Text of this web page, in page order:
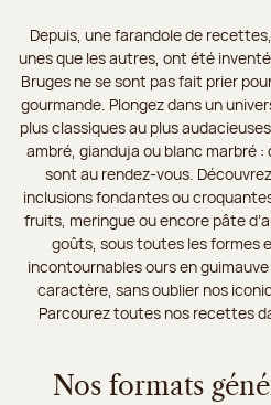
Depuis, une farandole de
unes que les autres, ont été
Bruges ne se sont pas fait prier
gourmande. Plongez dans un
plus classiques au plus
ambré, gianduja ou blanc marbré
sont au rendez-vous.
inclusions fondantes ou
fruits, meringue ou encore pâte
goûts, sous toutes les formes
incontournables ours en
caractère, sans oublier nos
Parcourez toutes nos recettes
Nos formats